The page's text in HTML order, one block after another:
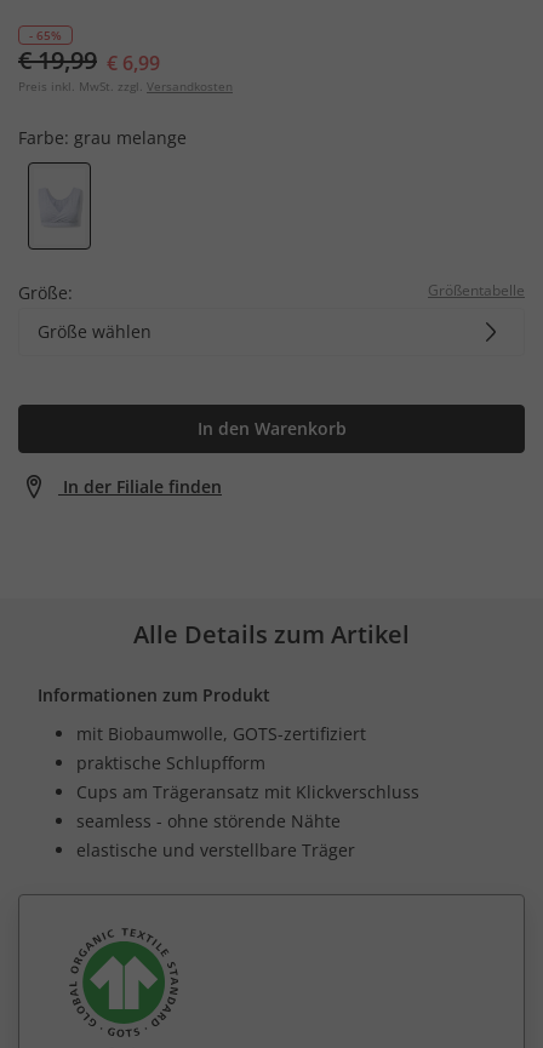
- 65%
€ 19,99 € 6,99
Preis inkl. MwSt. zzgl. Versandkosten
Farbe: grau melange
Größe: Größentabelle
Größe wählen
In den Warenkorb
In der Filiale finden
Alle Details zum Artikel
Informationen zum Produkt
mit Biobaumwolle, GOTS-zertifiziert
praktische Schlupfform
Cups am Trägeransatz mit Klickverschluss
seamless - ohne störende Nähte
elastische und verstellbare Träger